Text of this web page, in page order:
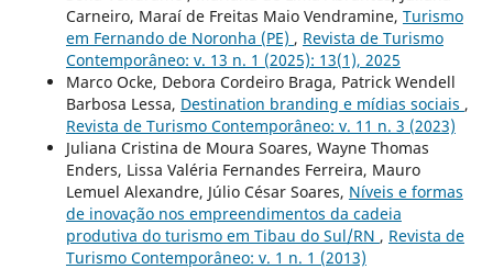
Carneiro, Maraí de Freitas Maio Vendramine, Turismo
em Fernando de Noronha (PE) , Revista de Turismo
Contemporâneo: v. 13 n. 1 (2025): 13(1), 2025
Marco Ocke, Debora Cordeiro Braga, Patrick Wendell
Barbosa Lessa, Destination branding e mídias sociais ,
Revista de Turismo Contemporâneo: v. 11 n. 3 (2023)
Juliana Cristina de Moura Soares, Wayne Thomas
Enders, Lissa Valéria Fernandes Ferreira, Mauro
Lemuel Alexandre, Júlio César Soares, Níveis e formas
de inovação nos empreendimentos da cadeia
produtiva do turismo em Tibau do Sul/RN , Revista de
Turismo Contemporâneo: v. 1 n. 1 (2013)